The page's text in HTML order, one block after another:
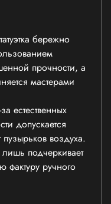
бережно
прочности, а
мастерами
естественных
допускается
воздуха.
подчеркивает
фактуру ручного